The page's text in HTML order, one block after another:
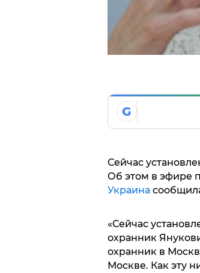
G
Сейчас
Об этом в эфире
Украина
«Сейчас
охранник
охранник в
Москве. Как эту